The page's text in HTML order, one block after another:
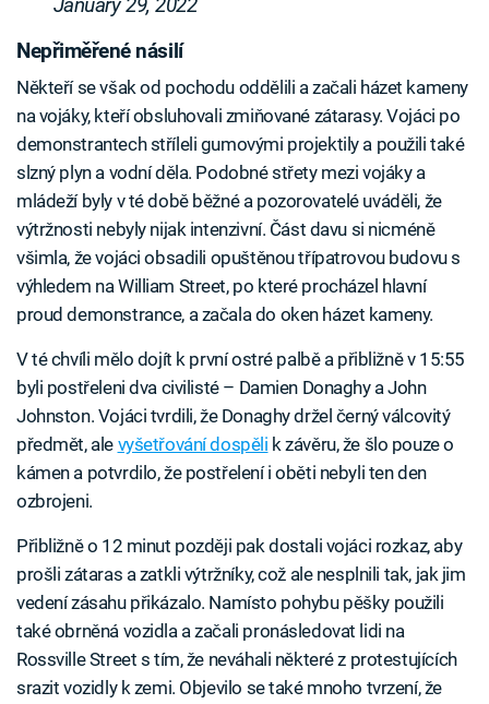
January 29, 2022
Nepřiměřené násilí
Někteří se však od pochodu oddělili a začali házet kameny
na vojáky, kteří obsluhovali zmiňované zátarasy. Vojáci po
demonstrantech stříleli gumovými projektily a použili také
slzný plyn a vodní děla. Podobné střety mezi vojáky a
mládeží byly v té době běžné a pozorovatelé uváděli, že
výtržnosti nebyly nijak intenzivní. Část davu si nicméně
všimla, že vojáci obsadili opuštěnou třípatrovou budovu s
výhledem na William Street, po které procházel hlavní
proud demonstrance, a začala do oken házet kameny.
V té chvíli mělo dojít k první ostré palbě a přibližně v 15:55
byli postřeleni dva civilisté – Damien Donaghy a John
Johnston. Vojáci tvrdili, že Donaghy držel černý válcovitý
předmět, ale vyšetřování dospěli k závěru, že šlo pouze o
kámen a potvrdilo, že postřelení i oběti nebyli ten den
ozbrojeni.
Přibližně o 12 minut později pak dostali vojáci rozkaz, aby
prošli zátaras a zatkli výtržníky, což ale nesplnili tak, jak jim
vedení zásahu přikázalo. Namísto pohybu pěšky použili
také obrněná vozidla a začali pronásledovat lidi na
Rossville Street s tím, že neváhali některé z protestujících
srazit vozidly k zemi. Objevilo se také mnoho tvrzení, že